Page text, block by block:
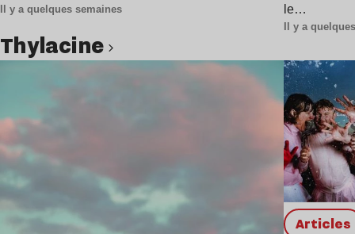
Il y a quelques semaines
le…
Il y a
Thylacine
Articles
Lire l’article